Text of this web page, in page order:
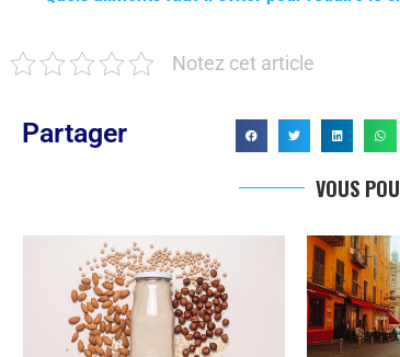
Notez cet article
Partager
VOUS